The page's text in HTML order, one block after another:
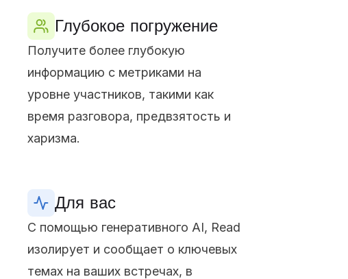
Глубокое погружение
Получите более глубокую
информацию с метриками на
уровне участников, такими как
время разговора, предвзятость и
харизма.
Для вас
С помощью генеративного AI, Read
изолирует и сообщает о ключевых
темах на ваших встречах, в